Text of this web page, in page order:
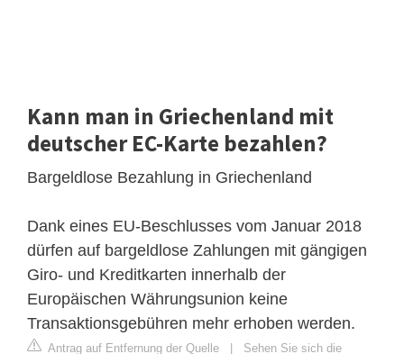
Kann man in Griechenland mit
deutscher EC-Karte bezahlen?
Bargeldlose Bezahlung in Griechenland
Dank eines EU-Beschlusses vom Januar 2018
dürfen auf bargeldlose Zahlungen mit gängigen
Giro- und Kreditkarten innerhalb der
Europäischen Währungsunion keine
Transaktionsgebühren mehr erhoben werden.
Antrag auf Entfernung der Quelle
Sehen Sie sich die